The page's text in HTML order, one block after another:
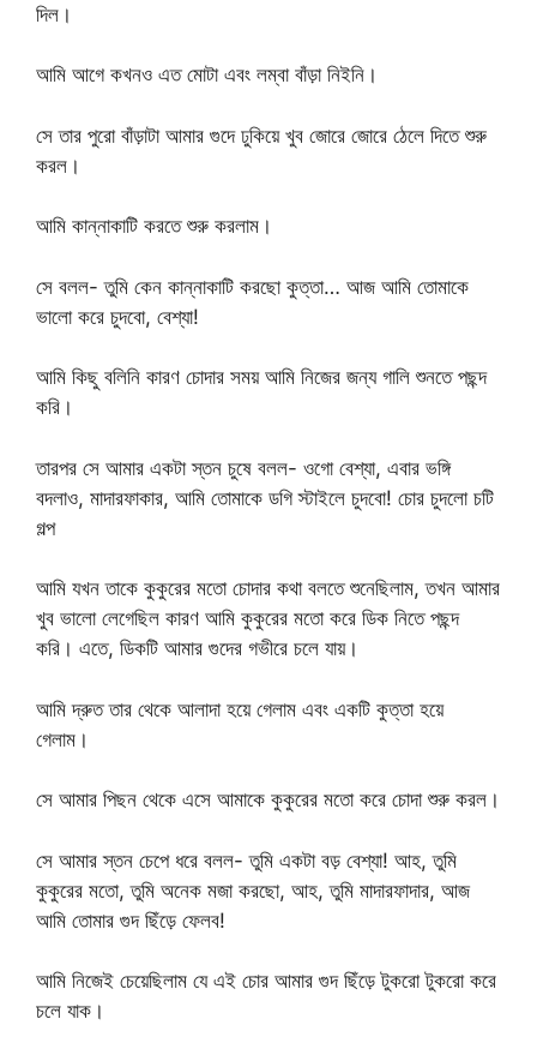
দিল।
আমি আগে কখনও এত মোটা এবং লম্বা বাঁড়া নিইনি।
সে তার পুরো বাঁড়াটা আমার গুদে ঢুকিয়ে খুব জোরে জোরে ঠেলে দিতে শুরু
করল।
আমি কান্নাকাটি করতে শুরু করলাম।
সে বলল- তুমি কেন কান্নাকাটি করছো কুত্তা… আজ আমি তোমাকে
ভালো করে চুদবো, বেশ্যা!
আমি কিছু বলিনি কারণ চোদার সময় আমি নিজের জন্য গালি শুনতে পছন্দ
করি।
তারপর সে আমার একটা স্তন চুষে বলল- ওগো বেশ্যা, এবার ভঙ্গি
বদলাও, মাদারফাকার, আমি তোমাকে ডগি স্টাইলে চুদবো! চোর চুদলো চটি
গল্প
আমি যখন তাকে কুকুরের মতো চোদার কথা বলতে শুনেছিলাম, তখন আমার
খুব ভালো লেগেছিল কারণ আমি কুকুরের মতো করে ডিক নিতে পছন্দ
করি। এতে, ডিকটি আমার গুদের গভীরে চলে যায়।
আমি দ্রুত তার থেকে আলাদা হয়ে গেলাম এবং একটি কুত্তা হয়ে
গেলাম।
সে আমার পিছন থেকে এসে আমাকে কুকুরের মতো করে চোদা শুরু করল।
সে আমার স্তন চেপে ধরে বলল- তুমি একটা বড় বেশ্যা! আহ, তুমি
কুকুরের মতো, তুমি অনেক মজা করছো, আহ, তুমি মাদারফাদার, আজ
আমি তোমার গুদ ছিঁড়ে ফেলব!
আমি নিজেই চেয়েছিলাম যে এই চোর আমার গুদ ছিঁড়ে টুকরো টুকরো করে
চলে যাক।